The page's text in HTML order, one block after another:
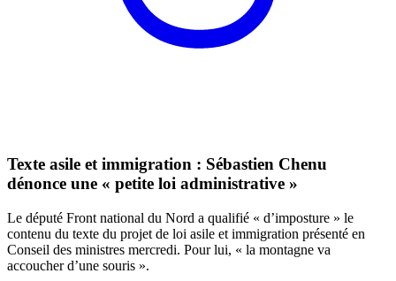
Texte asile et immigration : Sébastien Chenu
dénonce une « petite loi administrative »
Le député Front national du Nord a qualifié « d’imposture » le
contenu du texte du projet de loi asile et immigration présenté en
Conseil des ministres mercredi. Pour lui, « la montagne va
accoucher d’une souris ».